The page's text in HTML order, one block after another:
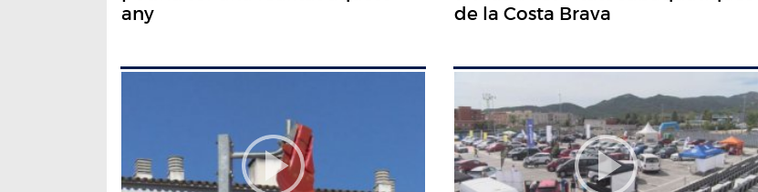
any
de la Costa Brava